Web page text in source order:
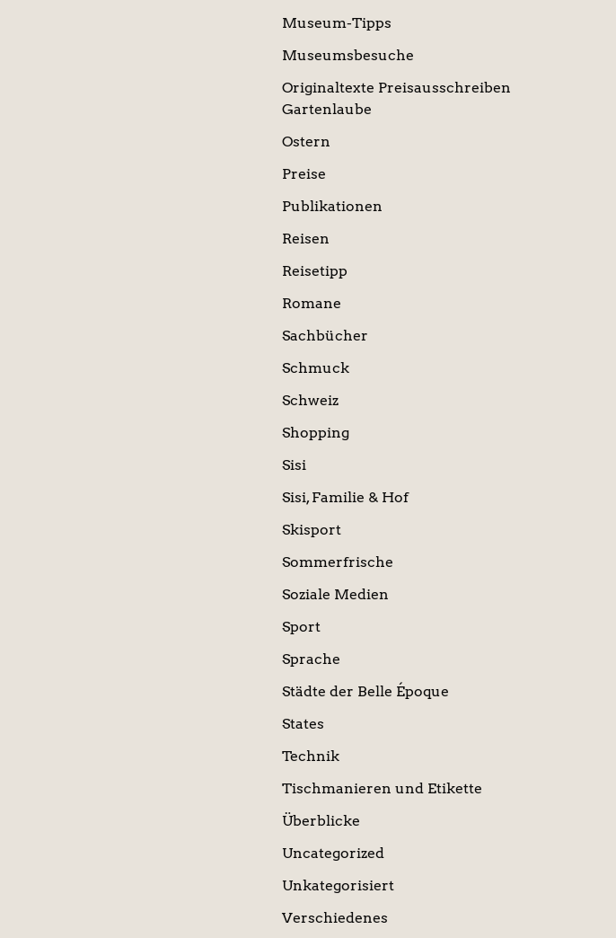
Museum-Tipps
Museumsbesuche
Originaltexte Preisausschreiben
Gartenlaube
Ostern
Preise
Publikationen
Reisen
Reisetipp
Romane
Sachbücher
Schmuck
Schweiz
Shopping
Sisi
Sisi, Familie & Hof
Skisport
Sommerfrische
Soziale Medien
Sport
Sprache
Städte der Belle Époque
States
Technik
Tischmanieren und Etikette
Überblicke
Uncategorized
Unkategorisiert
Verschiedenes